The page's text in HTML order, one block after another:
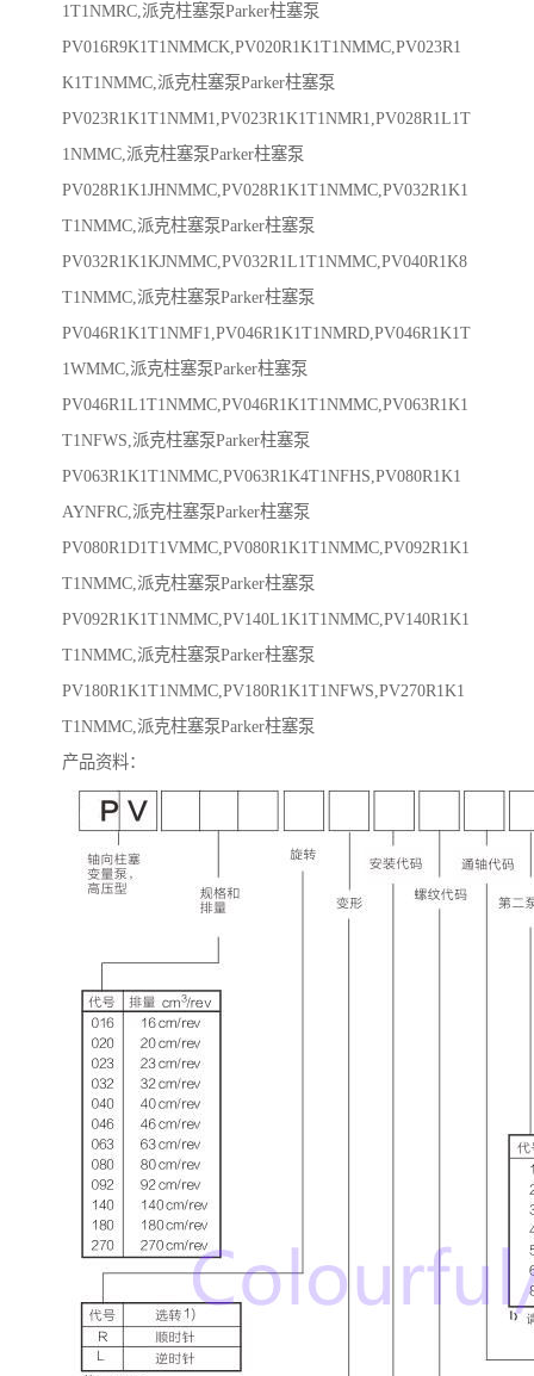
1T1NMRC,派克柱塞泵Parker柱塞泵
PV016R9K1T1NMMCK,PV020R1K1T1NMMC,PV023R1
K1T1NMMC,派克柱塞泵Parker柱塞泵
PV023R1K1T1NMM1,PV023R1K1T1NMR1,PV028R1L1T
1NMMC,派克柱塞泵Parker柱塞泵
PV028R1K1JHNMMC,PV028R1K1T1NMMC,PV032R1K1
T1NMMC,派克柱塞泵Parker柱塞泵
PV032R1K1KJNMMC,PV032R1L1T1NMMC,PV040R1K8
T1NMMC,派克柱塞泵Parker柱塞泵
PV046R1K1T1NMF1,PV046R1K1T1NMRD,PV046R1K1T
1WMMC,派克柱塞泵Parker柱塞泵
PV046R1L1T1NMMC,PV046R1K1T1NMMC,PV063R1K1
T1NFWS,派克柱塞泵Parker柱塞泵
PV063R1K1T1NMMC,PV063R1K4T1NFHS,PV080R1K1
AYNFRC,派克柱塞泵Parker柱塞泵
PV080R1D1T1VMMC,PV080R1K1T1NMMC,PV092R1K1
T1NMMC,派克柱塞泵Parker柱塞泵
PV092R1K1T1NMMC,PV140L1K1T1NMMC,PV140R1K1
T1NMMC,派克柱塞泵Parker柱塞泵
PV180R1K1T1NMMC,PV180R1K1T1NFWS,PV270R1K1
T1NMMC,派克柱塞泵Parker柱塞泵
产品资料：